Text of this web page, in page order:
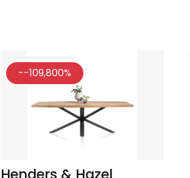
--109,800%